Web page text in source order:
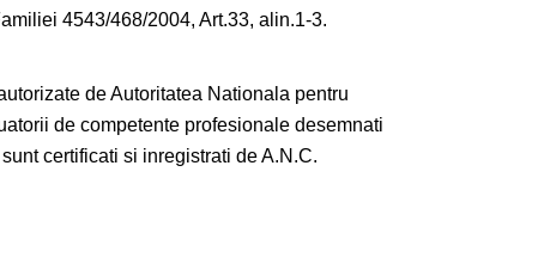
4543/468/2004, Art.33, alin.1-3.
de Autoritatea Nationala pentru
de competente profesionale desemnati
certificati si inregistrati de A.N.C.